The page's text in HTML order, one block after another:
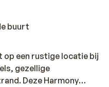
buurt
op een rustige locatie bij
gezellige
Deze Harmony